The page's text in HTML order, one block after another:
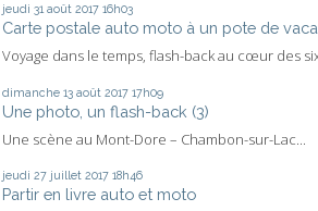
jeudi 31 août 2017 16h03
Carte postale auto moto à un pote de
Voyage dans le temps, flash-back au cœur des
dimanche 13 août 2017 17h09
Une photo, un flash-back (3)
Une scène au Mont-Dore – Chambon-sur-Lac...
jeudi 27 juillet 2017 18h46
Partir en livre auto et moto